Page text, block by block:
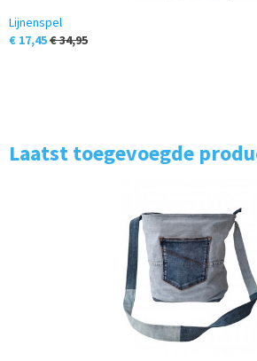
Lijnenspel
€ 17,45€ 34,95
Laatst toegevoegde